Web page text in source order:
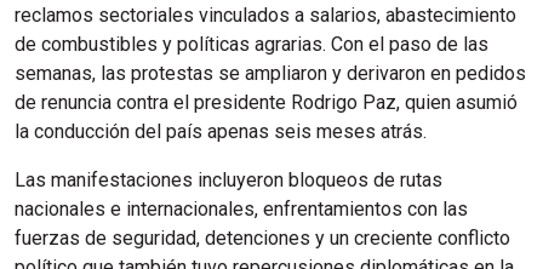
reclamos sectoriales vinculados a salarios, abastecimiento
de combustibles y políticas agrarias. Con el paso de las
semanas, las protestas se ampliaron y derivaron en pedidos
de renuncia contra el presidente Rodrigo Paz, quien asumió
la conducción del país apenas seis meses atrás.
Las manifestaciones incluyeron bloqueos de rutas
nacionales e internacionales, enfrentamientos con las
fuerzas de seguridad, detenciones y un creciente conflicto